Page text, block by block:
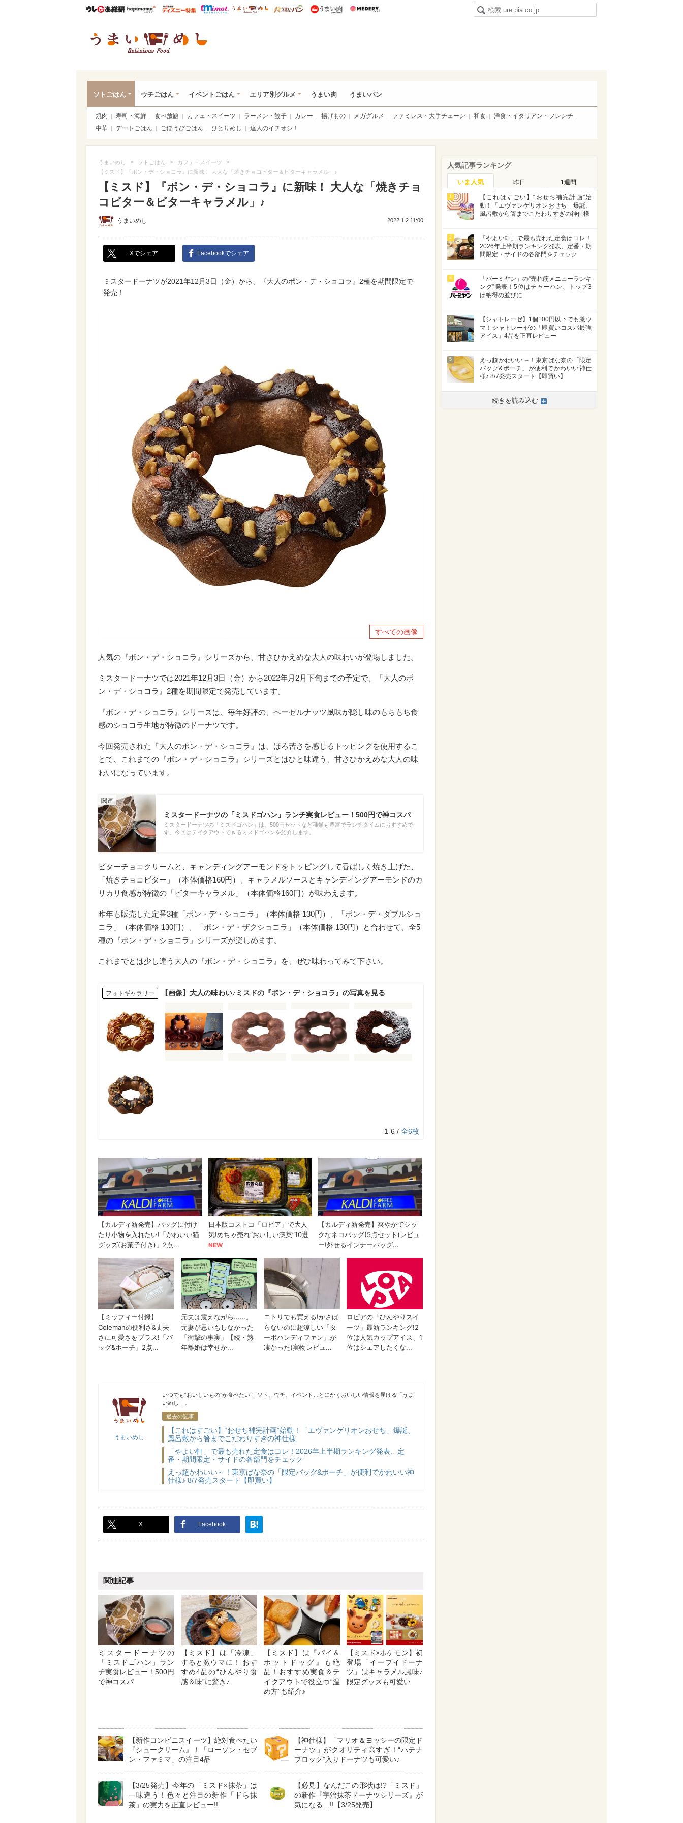
ウレぴあ総研ハピママ* ウレぴあ総研 ディズニー特集
mimot. うまいめし うまいパン うまい肉
ソトごはん ウチごはん イベントごはん エリア別グルメ うまい肉 うまいパン
焼肉 寿司・海鮮 食べ放題 カフェ・スイーツ ラーメン・餃子 カレー 揚げもの メガグルメ ファミレス・大手チェーン 和食
洋食・イタリアン・フレンチ
中華
デートごはん ごほうびごはん ひとりめし 達人のイチオシ！
うまいめし > ソトごはん > カフェ・スイーツ >
【ミスド】『ポン・デ・ショコラ』に新味！ 大人な「焼きチョコビター＆ビターキャラメル」♪
【ミスド】『ポン・デ・ショコラ』に新味！ 大人な「焼きチョ
コビター＆ビターキャラメル」♪
うまいめし 2022.1.2 11:00
Xでシェア Facebookでシェア
ミスタードーナツが2021年12月3日（金）から、『大人のポン・デ・ショコラ』2種を期間限定で
発売！
すべての画像
人気の『ポン・デ・ショコラ』シリーズから、甘さひかえめな大人の味わいが登場しました。
ミスタードーナツでは2021年12月3日（金）から2022年月2月下旬までの予定で、『大人のポ
ン・デ・ショコラ』2種を期間限定で発売しています。
『ポン・デ・ショコラ』シリーズは、毎年好評の、ヘーゼルナッツ風味が隠し味のもちもち食
感のショコラ生地が特徴のドーナツです。
今回発売された『大人のポン・デ・ショコラ』は、ほろ苦さを感じるトッピングを使用するこ
とで、これまでの『ポン・デ・ショコラ』シリーズとはひと味違う、甘さひかえめな大人の味
わいになっています。
ミスタードーナツの「ミスドゴハン」ランチ実食レビュー！500円で神コスパ
ミスタードーナツの「ミスドゴハン」は、500円セットなど種類も豊富でランチタイムにおすすめで
す。今回はテイクアウトできるミスドゴハンを紹介します。
ビターチョコクリームと、キャンディングアーモンドをトッピングして香ばしく焼き上げた、
「焼きチョコビター」（本体価格160円）、キャラメルソースとキャンディングアーモンドのカ
リカリ食感が特徴の「ビターキャラメル」（本体価格160円）が味わえます。
昨年も販売した定番3種「ポン・デ・ショコラ」（本体価格 130円）、「ポン・デ・ダブルショ
コラ」（本体価格 130円）、「ポン・デ・ザクショコラ」（本体価格 130円）と合わせて、全5
種の『ポン・デ・ショコラ』シリーズが楽しめます。
これまでとは少し違う大人の『ポン・デ・ショコラ』を、ぜひ味わってみて下さい。
フォトギャラリー 【画像】大人の味わい♪ミスドの『ポン・デ・ショコラ』の写真を見る
1-6 / 全6枚
うまいめし
うまいめし
いつでも“おいしいもの”が食べたい！ ソト、ウチ、イベント…とにかくおいしい情報を届ける「うま
いめし」。
過去の記事
【これはすごい】“おせち補完計画”始動！「エヴァンゲリオンおせち」爆誕、
風呂敷から箸までこだわりすぎの神仕様
「やよい軒」で最も売れた定食はコレ！2026年上半期ランキング発表、定
番・期間限定・サイドの各部門をチェック
えっ超かわいい～！東京ばな奈の「限定バッグ&ポーチ」が便利でかわいい神
仕様♪ 8/7発売スタート【即買い】
X Facebook
関連記事
ミスタードーナツの
「ミスドゴハン」ラン
チ実食レビュー！500円
で神コスパ
【ミスド】は「冷凍」
すると激ウマに！ おす
すめ4品の“ひんやり食
感＆味”に驚き♪
【ミスド】は『パイ＆
ホットドッグ』も絶
品！おすすめ実食＆テ
イクアウトで役立つ“温
め方”も紹介♪
【ミスド×ポケモン】初
登場「イーブイドーナ
ツ」はキャラメル風味♪
限定グッズも可愛い
【新作コンビニスイーツ】絶対食べたい
『シュークリーム』！「ローソン・セブ
ン・ファミマ」の注目4品
【神仕様】「マリオ＆ヨッシーの限定ド
ーナツ」がクオリティ高すぎ！“ハテナ
ブロック”入りドーナツも可愛い♪
【3/25発売】今年の「ミスド×抹茶」は
一味違う！色々と注目の新作「ドら抹
茶」の実力を正直レビュー!!
【必見】なんだこの形状は!?「ミスド」
の新作『宇治抹茶ドーナツシリーズ』が
気になる…!!【3/25発売】
人気記事ランキング
いま人気 昨日 1週間
1
【これはすごい】“おせち補完計画”始
動！「エヴァンゲリオンおせち」爆誕、
風呂敷から箸までこだわりすぎの神仕様
2
「やよい軒」で最も売れた定食はコレ！
2026年上半期ランキング発表、定番・期
間限定・サイドの各部門をチェック
3
「バーミヤン」の“売れ筋メニューランキ
ング”発表！5位はチャーハン、トップ3
は納得の並びに
4
【シャトレーゼ】1個100円以下でも激ウ
マ！シャトレーゼの「即買いコスパ最強
アイス」4品を正直レビュー
5
えっ超かわいい～！東京ばな奈の「限定
バッグ&ポーチ」が便利でかわいい神仕
様♪ 8/7発売スタート【即買い】
続きを読み込む